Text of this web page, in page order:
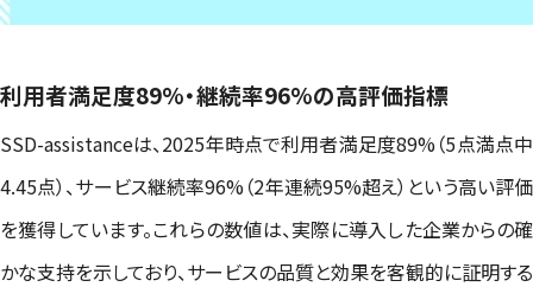
利用者満足度89%・継続率96%の高評価指標
SSD-assistanceは、2025年時点で利用者満足度89%（5点満点中
4.45点）、サービス継続率96%（2年連続95%超え）という高い評価
を獲得しています。これらの数値は、実際に導入した企業からの確
かな支持を示しており、サービスの品質と効果を客観的に証明する